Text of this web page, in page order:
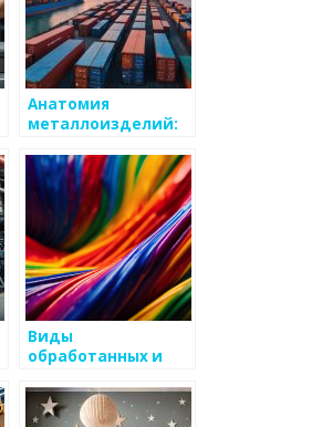
Анатомия
металлоизделий:
Виды
обработанных и
металлоизделий